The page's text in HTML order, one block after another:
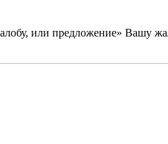
или предложение» Вашу